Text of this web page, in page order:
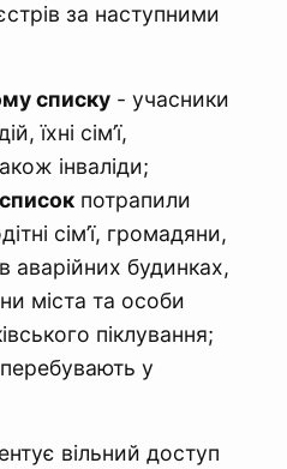
за наступними
списку - учасники
їхні сім’ї,
інваліди;
потрапили
сім’ї, громадяни,
аварійних будинках,
міста та особи
піклування;
у
вільний доступ